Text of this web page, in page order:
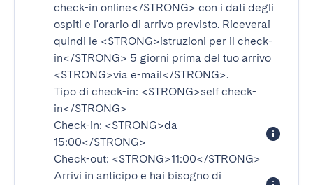
check-in online</STRONG> con i dati degli
ospiti e l'orario di arrivo previsto. Riceverai
quindi le <STRONG>istruzioni per il check-
in</STRONG> 5 giorni prima del tuo arrivo
<STRONG>via e-mail</STRONG>.
Tipo di check-in: <STRONG>self check-
in</STRONG>
Check-in: <STRONG>da
15:00</STRONG>
Check-out: <STRONG>11:00</STRONG>
Arrivi in anticipo e hai bisogno di